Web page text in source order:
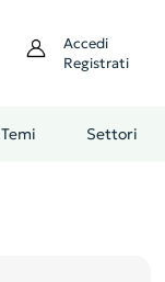
Accedi
Registrati
Temi Settori